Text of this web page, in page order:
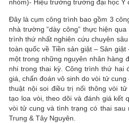
nhóm)- Hiệu trưởng trường đại học Y
Đây là cụm công trình bao gồm 3
nhà trường “dày công” thực hiện
trình thứ nhất nghiên cứu chuyên
toàn quốc về Tiền sản giật – Sản
một trong những nguyên nhân hàng
nhi trong thai kỳ. Công trình thứ hai
giá, chấn đoán vô sinh do vòi tử
thuật nội soi điều trị nối thông vòi
tạo loa vòi, theo dõi và đánh giá kết
vòi tử cung và tình trạng có thai sau
Trung & Tây Nguyên.